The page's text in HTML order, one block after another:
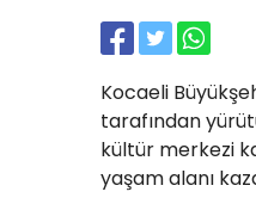
Kocaeli
tarafından
kültür merkezi
yaşam alanı